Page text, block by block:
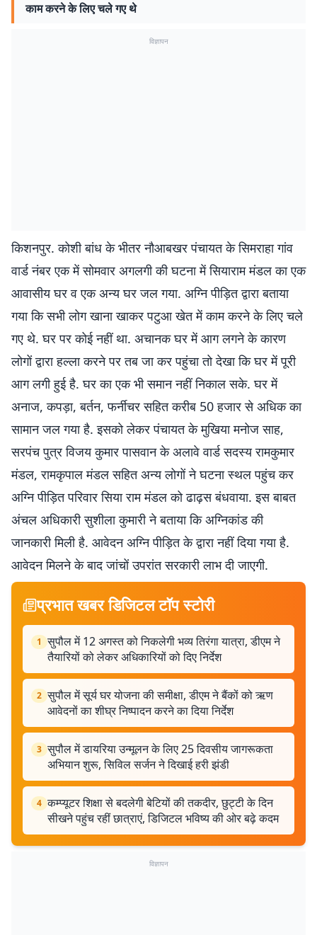
काम करने के लिए चले गए थे
विज्ञापन
किशनपुर. कोशी बांध के भीतर नौआबखर पंचायत के सिमराहा गांव
वार्ड नंबर एक में सोमवार अगलगी की घटना में सियाराम मंडल का एक
आवासीय घर व एक अन्य घर जल गया. अग्नि पीड़ित द्वारा बताया
गया कि सभी लोग खाना खाकर पटुआ खेत में काम करने के लिए चले
गए थे. घर पर कोई नहीं था. अचानक घर में आग लगने के कारण
लोगों द्वारा हल्ला करने पर तब जा कर पहुंचा तो देखा कि घर में पूरी
आग लगी हुई है. घर का एक भी समान नहीं निकाल सके. घर में
अनाज, कपड़ा, बर्तन, फर्नीचर सहित करीब 50 हजार से अधिक का
सामान जल गया है. इसको लेकर पंचायत के मुखिया मनोज साह,
सरपंच पुत्र विजय कुमार पासवान के अलावे वार्ड सदस्य रामकुमार
मंडल, रामकृपाल मंडल सहित अन्य लोगों ने घटना स्थल पहुंच कर
अग्नि पीड़ित परिवार सिया राम मंडल को ढाढ़स बंधवाया. इस बाबत
अंचल अधिकारी सुशीला कुमारी ने बताया कि अग्निकांड की
जानकारी मिली है. आवेदन अग्नि पीड़ित के द्वारा नहीं दिया गया है.
आवेदन मिलने के बाद जांचों उपरांत सरकारी लाभ दी जाएगी.
प्रभात खबर डिजिटल टॉप स्टोरी
1 सुपौल में 12 अगस्त को निकलेगी भव्य तिरंगा यात्रा, डीएम ने
तैयारियों को लेकर अधिकारियों को दिए निर्देश
2 सुपौल में सूर्य घर योजना की समीक्षा, डीएम ने बैंकों को ऋण
आवेदनों का शीघ्र निष्पादन करने का दिया निर्देश
3 सुपौल में डायरिया उन्मूलन के लिए 25 दिवसीय जागरूकता
अभियान शुरू, सिविल सर्जन ने दिखाई हरी झंडी
4 कम्प्यूटर शिक्षा से बदलेगी बेटियों की तकदीर, छुट्टी के दिन
सीखने पहुंच रहीं छात्राएं, डिजिटल भविष्य की ओर बढ़े कदम
विज्ञापन